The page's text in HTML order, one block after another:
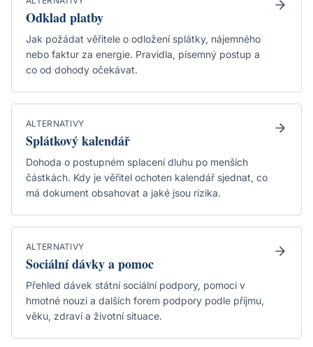
Odklad platby
Jak požádat věřitele o odložení splátky, nájemného
nebo faktur za energie. Pravidla, písemný postup a
co od dohody očekávat.
ALTERNATIVY
Splátkový kalendář
Dohoda o postupném splacení dluhu po menších
částkách. Kdy je věřitel ochoten kalendář sjednat, co
má dokument obsahovat a jaké jsou rizika.
ALTERNATIVY
Sociální dávky a pomoc
Přehled dávek státní sociální podpory, pomoci v
hmotné nouzi a dalších forem podpory podle příjmu,
věku, zdraví a životní situace.